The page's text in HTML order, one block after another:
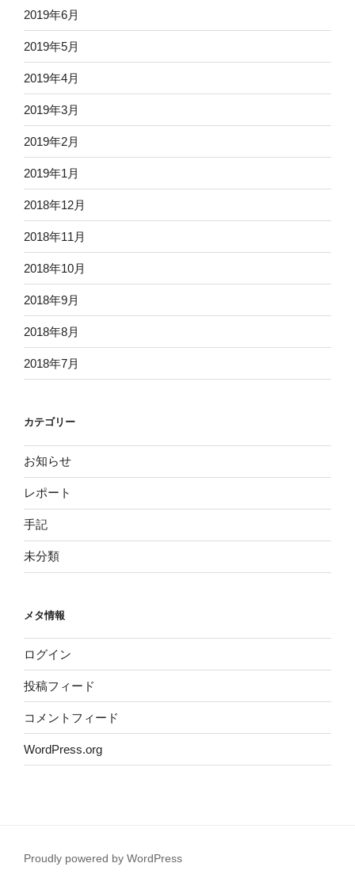
2019年6月
2019年5月
2019年4月
2019年3月
2019年2月
2019年1月
2018年12月
2018年11月
2018年10月
2018年9月
2018年8月
2018年7月
カテゴリー
お知らせ
レポート
手記
未分類
メタ情報
ログイン
投稿フィード
コメントフィード
WordPress.org
Proudly powered by WordPress